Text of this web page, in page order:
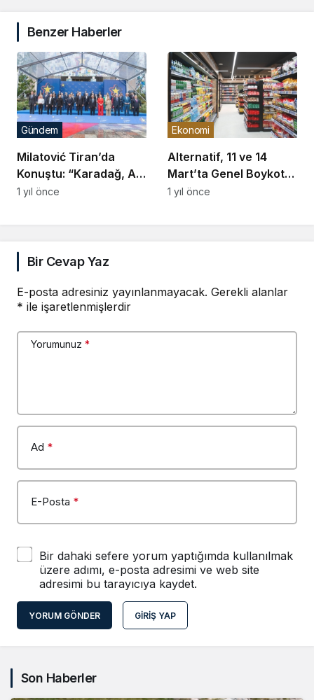
Benzer Haberler
Milatović Tiran’da
Konuştu: “Karadağ, AB
Üyeliğine En Yakın
Gündem
1 yıl önce
Alternatif, 11 ve 14
Mart’ta Genel Boykot
Çağrısında Bulundu
Ekonomi
1 yıl önce
Bir Cevap Yaz
E-posta adresiniz yayınlanmayacak. Gerekli alanlar
* ile işaretlenmişlerdir
Yorumunuz *
Ad *
E-Posta *
Bir dahaki sefere yorum yaptığımda kullanılmak
üzere adımı, e-posta adresimi ve web site
adresimi bu tarayıcıya kaydet.
YORUM GÖNDER GIRIŞ YAP
Son Haberler